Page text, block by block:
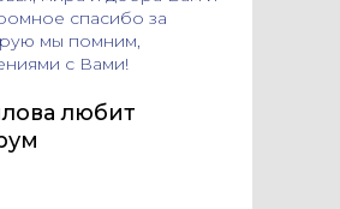
спасибо за
мы помним,
с Вами!
любит